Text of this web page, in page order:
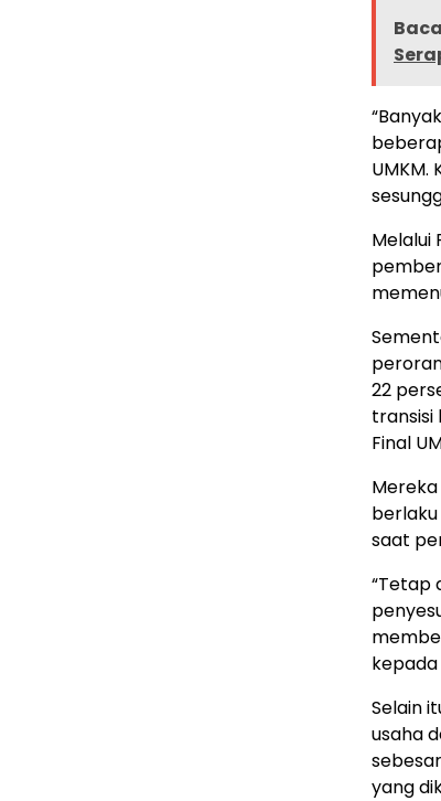
UMKM.
Melalui
22
transisi
Final
saat
“Tetap
kepada
Selain
usaha
yang